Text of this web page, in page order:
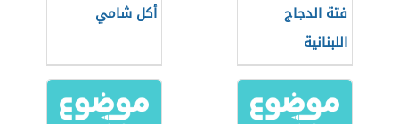
فتة الدجاج
اللبنانية
أكل شامي